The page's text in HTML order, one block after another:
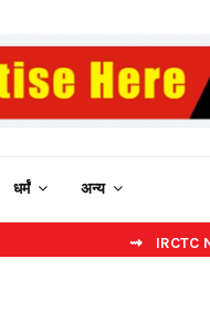
धर्मं अन्य
⇝ IRCTC New